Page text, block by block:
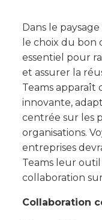
Dans le
le choix du bon
essentiel pour
et assurer la
Teams apparaît
innovante,
centrée sur les
organisations.
entreprises
Teams leur
collaboration
Collaboration